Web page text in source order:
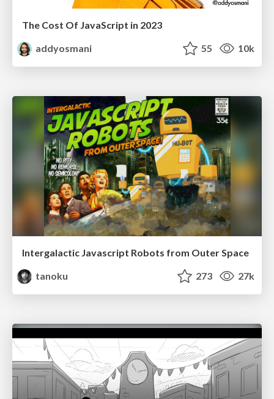
The Cost Of JavaScript in 2023
addyosmani
55 10k
Intergalactic Javascript Robots from Outer Space
tanoku
273 27k